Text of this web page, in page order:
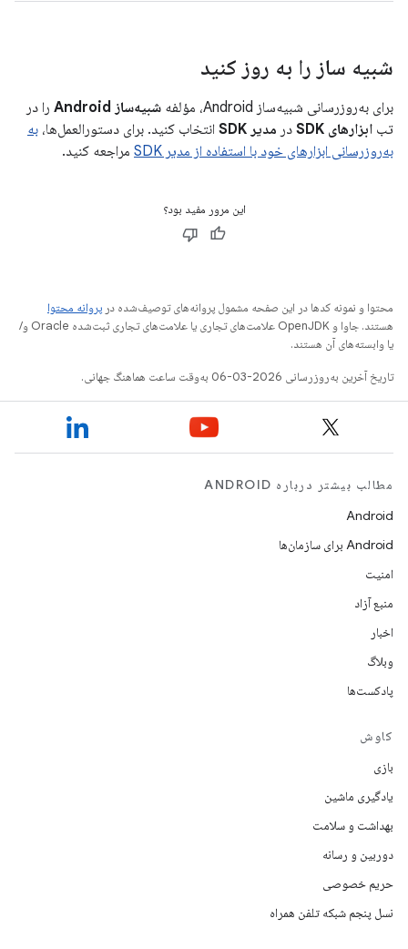
شبیه ساز را به روز کنید
برای به‌روزرسانی شبیه‌ساز Android، مؤلفه شبیه‌ساز Android
را در
تب ابزارهای SDK در مدیر SDK انتخاب کنید. برای دستورالعمل‌ها، به
به‌روزرسانی ابزارهای خود با استفاده از مدیر SDK
مراجعه کنید.
این مرور مفید بود؟
محتوا و نمونه کدها در این صفحه مشمول پروانه‌های توصیف‌شده در پروانه محتوا
هستند. جاوا و OpenJDK علامت‌های تجاری یا علامت‌های تجاری ثبت‌شده Oracle و/
یا وابسته‌های آن هستند.
تاریخ آخرین به‌روزرسانی 2026-03-06 به‌وقت ساعت هماهنگ جهانی.
مطالب بیشتر درباره ANDROID
Android
Android برای سازمان‌ها
امنیت
منبع آزاد
اخبار
وبلاگ
پادکست‌ها
کاوش
بازی
یادگیری ماشین
بهداشت و سلامت
دوربین و رسانه
حریم خصوصی
نسل پنجم شبکه تلفن همراه